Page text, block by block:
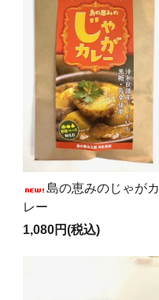
島の恵みのじゃがカ
レー
1,080円(税込)